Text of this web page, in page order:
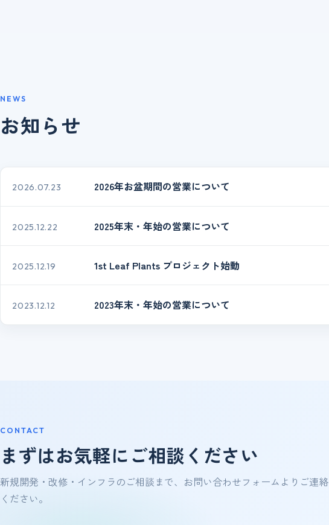
NEWS
お知らせ
2026.07.23 2026年お盆期間の営業について
2025.12.22 2025年末・年始の営業について
2025.12.19 1st Leaf Plants プロジェクト始動
2023.12.12 2023年末・年始の営業について
CONTACT
まずはお気軽にご相談ください
新規開発・改修・インフラのご相談まで、お問い合わせフォームよりご連絡
ください。